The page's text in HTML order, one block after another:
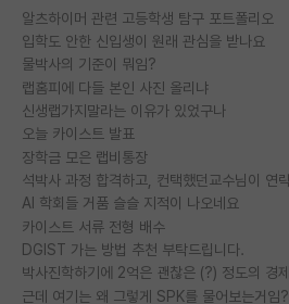
알츠하이머 관련 고등학생 탐구 포트폴리오
입학도 안한 신입생이 원래 관심을 받나요
물박사의 기준이 뭐임?
랩홈피에 다들 본인 사진 올리냐
신생랩가지말라는 이유가 있었구나
오늘 카이스트 발표
장학금 모은 랩비통장
AI 학회들 거품 슬슬 지적이 나오네요
카이스트 서류 전형 배수
DGIST 가는 방법 추천 부탁드립니다.
근데 여기는 왜 그렇게 SPK를 물어보는거임?